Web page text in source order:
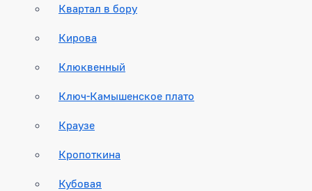
Квартал в бору
Кирова
Клюквенный
Ключ-Камышенское плато
Краузе
Кропоткина
Кубовая